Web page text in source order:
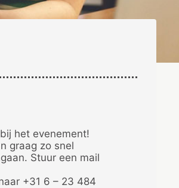
het evenement!
graag zo snel
Stuur een mail
+31 6 – 23 484